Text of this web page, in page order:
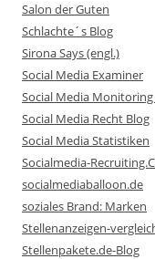
Salon der Guten
Schlachte´s Blog
Sirona Says (engl.)
Social Media Examiner
Social Media Monitoring
Social Media Recht Blog
Social Media Statistiken
Socialmedia-
socialmediaballoon.de
soziales Brand: Marken
Stellenanzeigen-
Stellenpakete.de-Blog